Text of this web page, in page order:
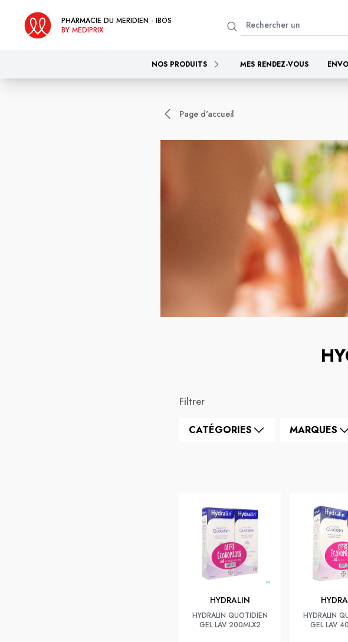
PHARMACIE DU MERIDIEN - IBOS
BY MEDIPRIX
NOS PRODUITS MES RENDEZ-VOUS
Page d'accueil
Filtrer
CATÉGORIES MARQUES
HYDRALIN
HYDRALIN QUOTIDIEN
GEL LAV 200MLX2
HYDRALIN
GEL LAV